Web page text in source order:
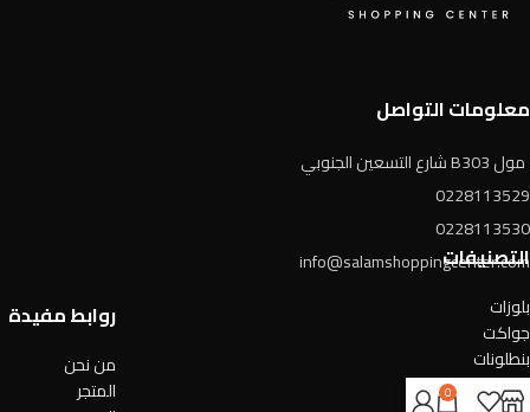
معلومات التواصل
مول B303 شارع التسعين الجنوبي
0228113529
0228113530
info@salamshoppingcenter.com
روابط مفيدة
من نحن
المتجر
التصنيفات
بلوزات
جواكت
بنطلونات
فساتين
0